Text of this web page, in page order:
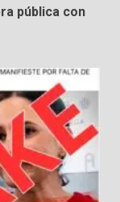
pública con